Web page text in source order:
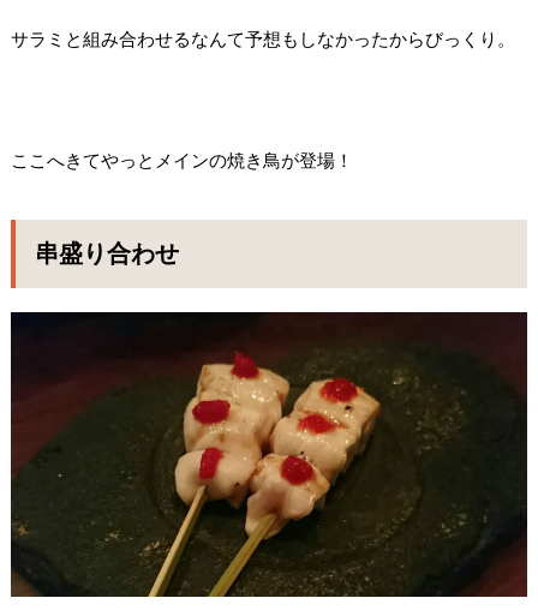
サラミと組み合わせるなんて予想もしなかったからびっくり。
ここへきてやっとメインの焼き鳥が登場！
串盛り合わせ